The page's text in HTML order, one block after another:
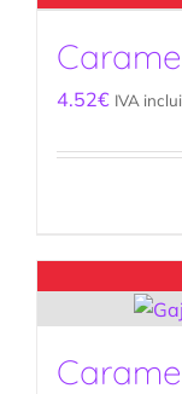
4.52€ IVA